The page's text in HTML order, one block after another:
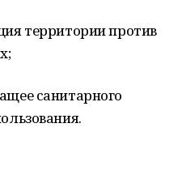
территории против
санитарного